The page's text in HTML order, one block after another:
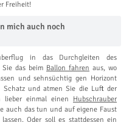
Freiheit!
mich auch noch
in das Durchgleiten des
Sie das beim Ballon fahren aus, wo
und sehnsüchtig gen Horizont
und atmen Sie die Luft der
lieber einmal einen Hubschrauber
auch das tun und auf eigene Faust
Oder soll es stattdessen ein